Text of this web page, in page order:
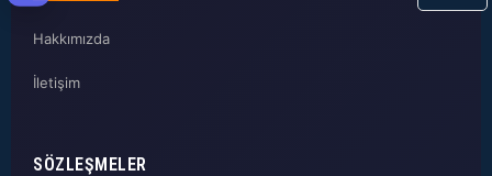
Hakkımızda
İletişim
SÖZLEŞMELER